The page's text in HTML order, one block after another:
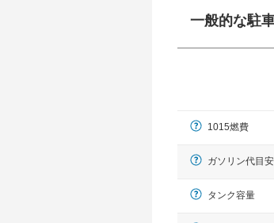
一般的な駐
幅 5,000mmと
1015燃費
ガソリン代目
タンク容量